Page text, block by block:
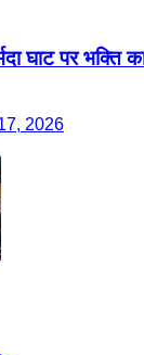
घाट पर भक्ति
2026